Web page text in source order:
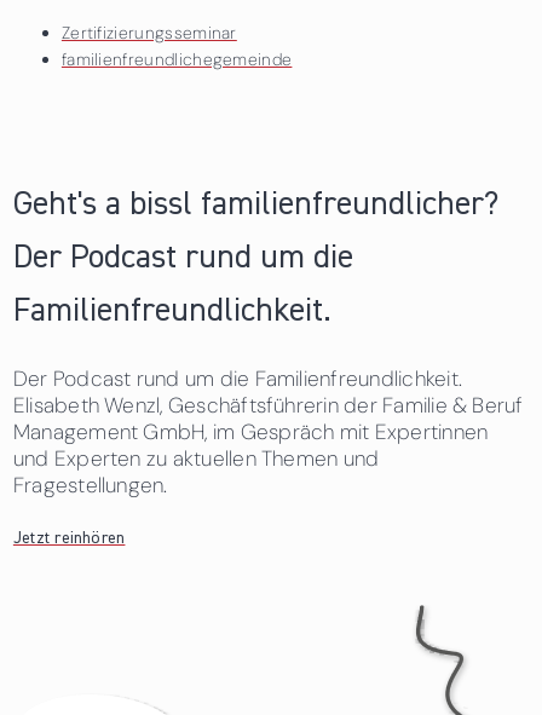
Zertifizierungsseminar
familienfreundlichegemeinde
Geht's a bissl familienfreundlicher?
Der Podcast rund um die
Familienfreundlichkeit.
Der Podcast rund um die Familienfreundlichkeit.
Elisabeth Wenzl, Geschäftsführerin der Familie & Beruf
Management GmbH, im Gespräch mit Expertinnen
und Experten zu aktuellen Themen und
Fragestellungen.
Jetzt reinhören